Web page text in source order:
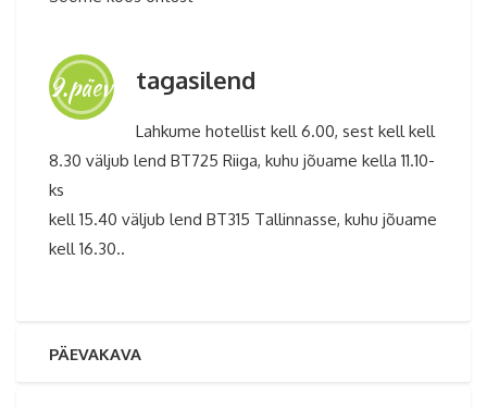
9.päev tagasilend
Lahkume hotellist kell 6.00, sest kell kell
8.30 väljub lend BT725 Riiga, kuhu jõuame kella 11.10-
ks
kell 15.40 väljub lend BT315 Tallinnasse, kuhu jõuame
kell 16.30..
PÄEVAKAVA